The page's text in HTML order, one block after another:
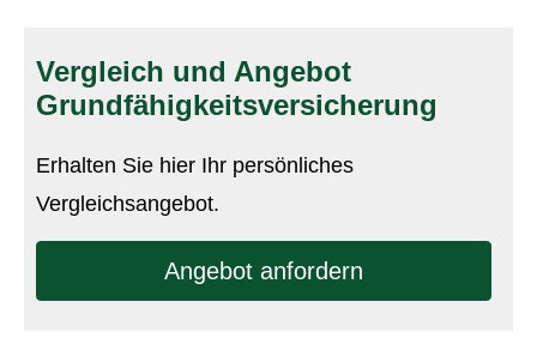
Vergleich und Angebot
Grundfähigkeitsversicherung
Erhalten Sie hier Ihr persönliches
Vergleichsangebot.
An­ge­bot an­for­dern